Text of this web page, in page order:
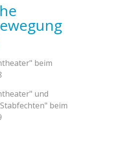
beim
und
beim